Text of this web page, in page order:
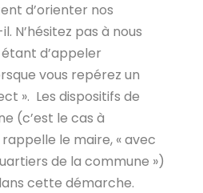
d’orienter nos
N’hésitez pas à nous
d’appeler
vous repérez un
». Les dispositifs de
(c’est le cas à
le maire, « avec
de la commune »)
cette démarche.